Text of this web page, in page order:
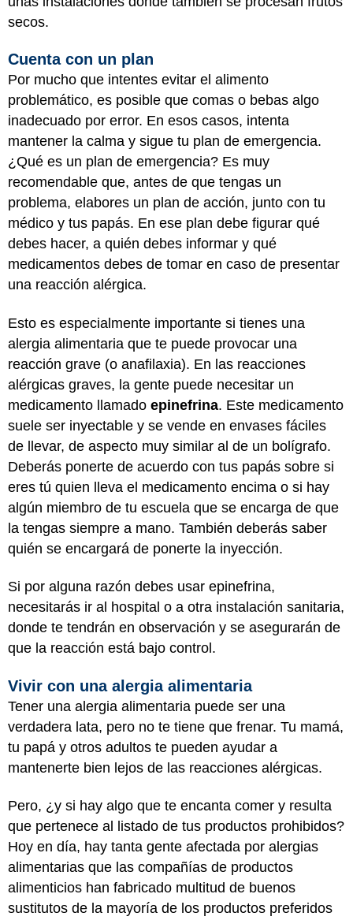
secos.
Cuenta con un plan
Por mucho que intentes evitar el alimento
problemático, es posible que comas o bebas algo
inadecuado por error. En esos casos, intenta
mantener la calma y sigue tu plan de emergencia.
¿Qué es un plan de emergencia? Es muy
recomendable que, antes de que tengas un
problema, elabores un plan de acción, junto con tu
médico y tus papás. En ese plan debe figurar qué
debes hacer, a quién debes informar y qué
medicamentos debes de tomar en caso de presentar
una reacción alérgica.
Esto es especialmente importante si tienes una
alergia alimentaria que te puede provocar una
reacción grave (o anafilaxia). En las reacciones
alérgicas graves, la gente puede necesitar un
medicamento llamado epinefrina. Este medicamento
suele ser inyectable y se vende en envases fáciles
de llevar, de aspecto muy similar al de un bolígrafo.
Deberás ponerte de acuerdo con tus papás sobre si
eres tú quien lleva el medicamento encima o si hay
algún miembro de tu escuela que se encarga de que
la tengas siempre a mano. También deberás saber
quién se encargará de ponerte la inyección.
Si por alguna razón debes usar epinefrina,
necesitarás ir al hospital o a otra instalación sanitaria,
donde te tendrán en observación y se asegurarán de
que la reacción está bajo control.
Vivir con una alergia alimentaria
Tener una alergia alimentaria puede ser una
verdadera lata, pero no te tiene que frenar. Tu mamá,
tu papá y otros adultos te pueden ayudar a
mantenerte bien lejos de las reacciones alérgicas.
Pero, ¿y si hay algo que te encanta comer y resulta
que pertenece al listado de tus productos prohibidos?
Hoy en día, hay tanta gente afectada por alergias
alimentarias que las compañías de productos
alimenticios han fabricado multitud de buenos
sustitutos de la mayoría de los productos preferidos